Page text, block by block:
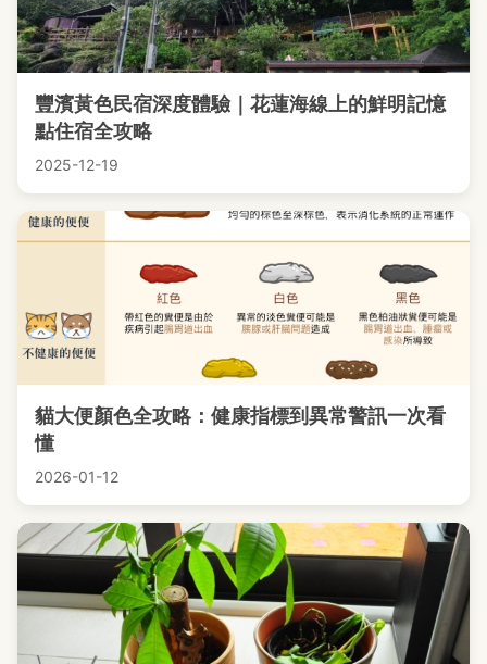
豐濱黃色民宿深度體驗｜花蓮海線上的鮮明記憶
點住宿全攻略
2025-12-19
貓大便顏色全攻略：健康指標到異常警訊一次看
懂
2026-01-12